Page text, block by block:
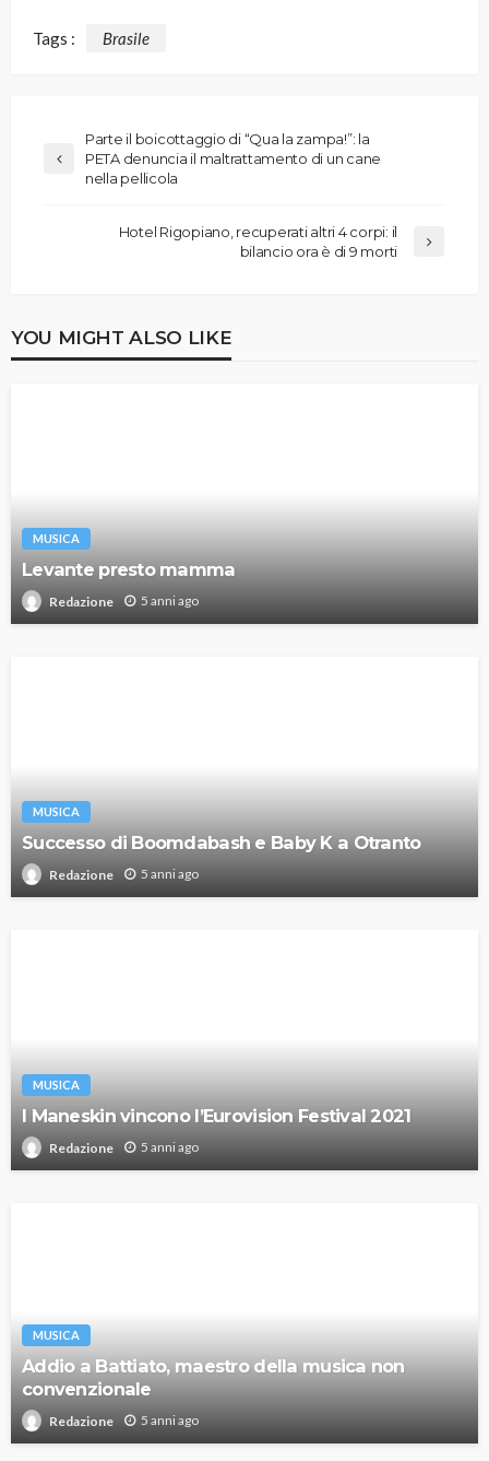
Tags : Brasile
Parte il boicottaggio di “Qua la zampa!”: la
PETA denuncia il maltrattamento di un cane
nella pellicola
Hotel Rigopiano, recuperati altri 4 corpi: il
bilancio ora è di 9 morti
YOU MIGHT ALSO LIKE
MUSICA
Levante presto mamma
Redazione 5 anni ago
MUSICA
Successo di Boomdabash e Baby K a Otranto
Redazione 5 anni ago
MUSICA
I Maneskin vincono l’Eurovision Festival 2021
Redazione 5 anni ago
MUSICA
Addio a Battiato, maestro della musica non
convenzionale
Redazione 5 anni ago